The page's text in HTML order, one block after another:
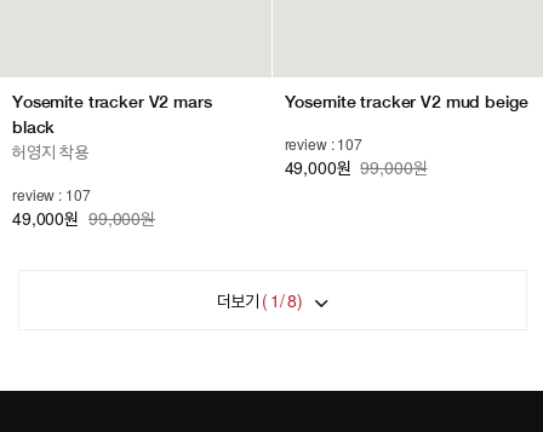
Yosemite tracker V2 mars
black
허영지 착용
review : 107
49,000원 99,000원
Yosemite tracker V2 mud beige
review : 107
49,000원 99,000원
더보기 ( 1/8)